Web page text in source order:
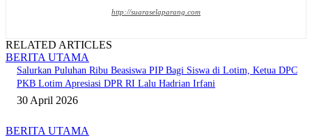
http://suaraselaparang.com
RELATED ARTICLES
BERITA UTAMA
Salurkan Puluhan Ribu Beasiswa PIP Bagi Siswa di Lotim, Ketua DPC
PKB Lotim Apresiasi DPR RI Lalu Hadrian Irfani
30 April 2026
BERITA UTAMA